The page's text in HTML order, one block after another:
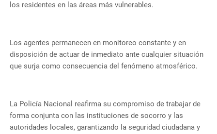
los residentes en las áreas más vulnerables.
Los agentes permanecen en monitoreo constante y en
disposición de actuar de inmediato ante cualquier situación
que surja como consecuencia del fenómeno atmosférico.
La Policía Nacional reafirma su compromiso de trabajar de
forma conjunta con las instituciones de socorro y las
autoridades locales, garantizando la seguridad ciudadana y